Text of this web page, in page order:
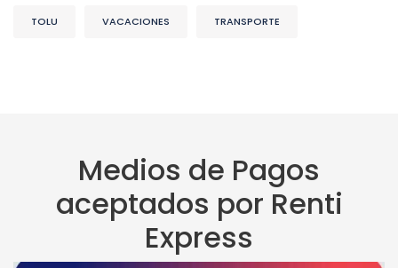
TOLU VACACIONES TRANSPORTE
Medios de Pagos
aceptados por Renti
Express